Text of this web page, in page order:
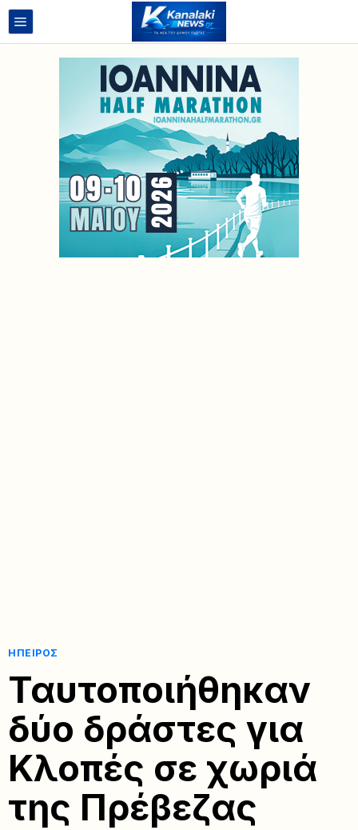
ΉΠΕΙΡΟΣ
Ταυτοποιήθηκαν
δύο δράστες για
Κλοπές σε χωριά
της Πρέβεζας